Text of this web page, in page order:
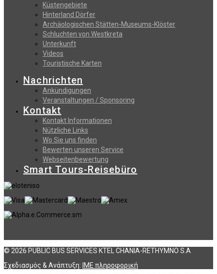
Küstengebiete
Hinterland Dörfer
Archäologischen Stätten-Museums-Klöster
Schluchten von Westkreta
Unterkunft
Videos
Touristische Karten
Nachrichten
Ankündigungen
Veranstaltungen / Sponsoring
Kontakt
Kontakt Informationen
Nützliche Links
Wo Sie uns finden
Bewerten unseren Service
Webseitenbewertung
Smart Tours-Reisebüro
© 2026 PUBLIC BUS SERVICES KTEL CHANIA-RETHYMNO S.A
Σχεδιασμός & Ανάπτυξη: ΙΜΕ πληροφορική